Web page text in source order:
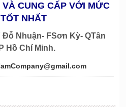
CUNG CẤP VỚI MỨC
NHẤT
Đỗ Nhuận- FSơn Kỳ- QTân
Hồ Chí Minh.